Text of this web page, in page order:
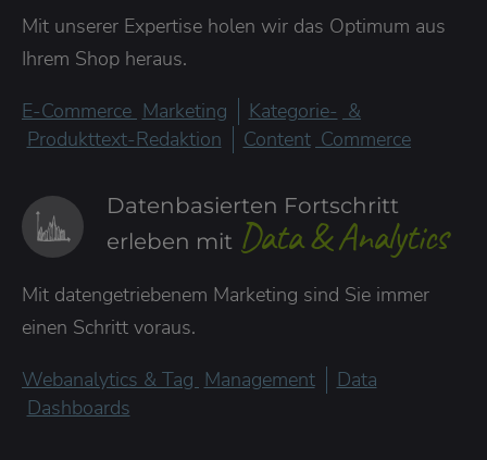
Mit unserer Expertise holen wir das Optimum aus
Ihrem Shop heraus.
E-Commerce Marketing Kategorie- &
Produkttext-Redaktion
Content Commerce
Datenbasierten Fortschritt
erleben mit Data & Analytics
Mit datengetriebenem Marketing sind Sie immer
einen Schritt voraus.
Webanalytics & Tag Management
Data
Dashboards